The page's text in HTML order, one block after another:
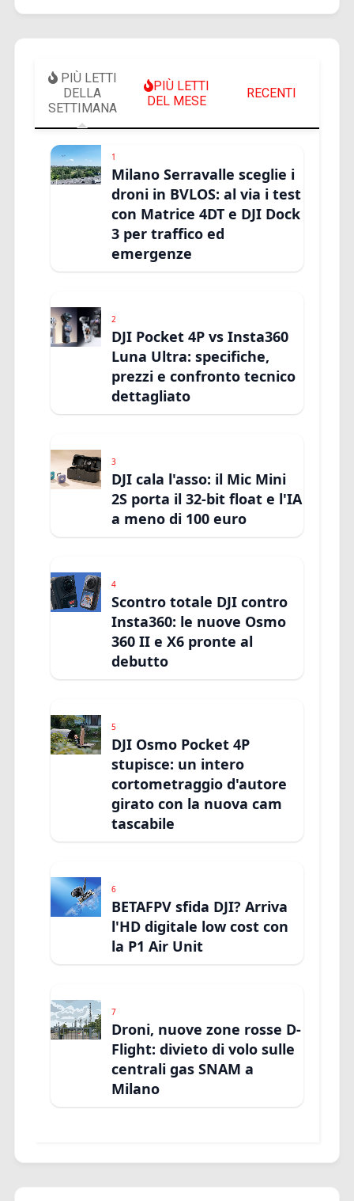
PIÙ LETTI
DELLA
SETTIMANA
PIÙ LETTI
DEL MESE
RECENTI
1
Milano Serravalle sceglie i
droni in BVLOS: al via i test
con Matrice 4DT e DJI Dock
3 per traffico ed
emergenze
2
DJI Pocket 4P vs Insta360
Luna Ultra: specifiche,
prezzi e confronto tecnico
dettagliato
3
DJI cala l'asso: il Mic Mini
2S porta il 32-bit float e l'IA
a meno di 100 euro
4
Scontro totale DJI contro
Insta360: le nuove Osmo
360 II e X6 pronte al
debutto
5
DJI Osmo Pocket 4P
stupisce: un intero
cortometraggio d'autore
girato con la nuova cam
tascabile
6
BETAFPV sfida DJI? Arriva
l'HD digitale low cost con
la P1 Air Unit
7
Droni, nuove zone rosse D-
Flight: divieto di volo sulle
centrali gas SNAM a
Milano